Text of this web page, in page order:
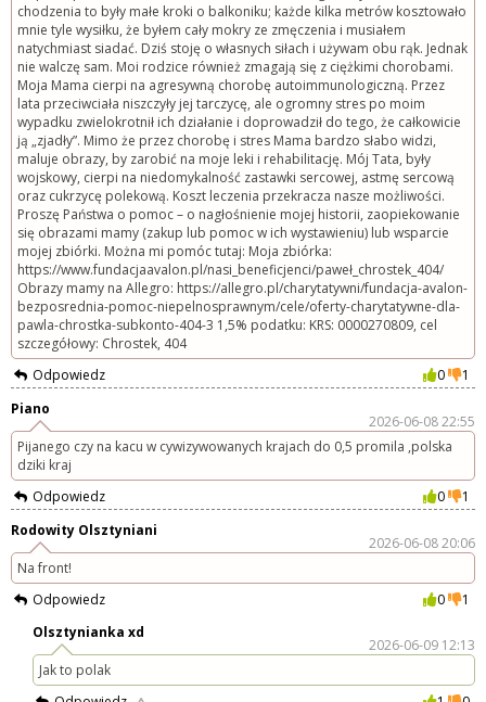
chodzenia to były małe kroki o balkoniku; każde kilka metrów kosztowało
mnie tyle wysiłku, że byłem cały mokry ze zmęczenia i musiałem
natychmiast siadać. Dziś stoję o własnych siłach i używam obu rąk. Jednak
nie walczę sam. Moi rodzice również zmagają się z ciężkimi chorobami.
Moja Mama cierpi na agresywną chorobę autoimmunologiczną. Przez
lata przeciwciała niszczyły jej tarczycę, ale ogromny stres po moim
wypadku zwielokrotnił ich działanie i doprowadził do tego, że całkowicie
ją „zjadły”. Mimo że przez chorobę i stres Mama bardzo słabo widzi,
maluje obrazy, by zarobić na moje leki i rehabilitację. Mój Tata, były
wojskowy, cierpi na niedomykalność zastawki sercowej, astmę sercową
oraz cukrzycę polekową. Koszt leczenia przekracza nasze możliwości.
Proszę Państwa o pomoc – o nagłośnienie mojej historii, zaopiekowanie
się obrazami mamy (zakup lub pomoc w ich wystawieniu) lub wsparcie
mojej zbiórki. Można mi pomóc tutaj: Moja zbiórka:
https://www.fundacjaavalon.pl/nasi_beneficjenci/paweł_chrostek_404/
Obrazy mamy na Allegro: https://allegro.pl/charytatywni/fundacja-avalon-
bezposrednia-pomoc-niepelnosprawnym/cele/oferty-charytatywne-dla-
pawla-chrostka-subkonto-404-3 1,5% podatku: KRS: 0000270809, cel
szczegółowy: Chrostek, 404
Odpowiedz
0
1
Piano
2026-06-08 22:55
Pijanego czy na kacu w cywizywowanych krajach do 0,5 promila ,polska
dziki kraj
Odpowiedz
0
1
Rodowity Olsztyniani
2026-06-08 20:06
Na front!
Odpowiedz
0
1
Olsztynianka xd
2026-06-09 12:13
Jak to polak